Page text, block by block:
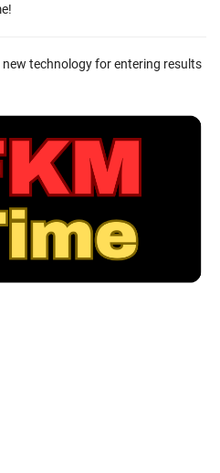
technology for entering results